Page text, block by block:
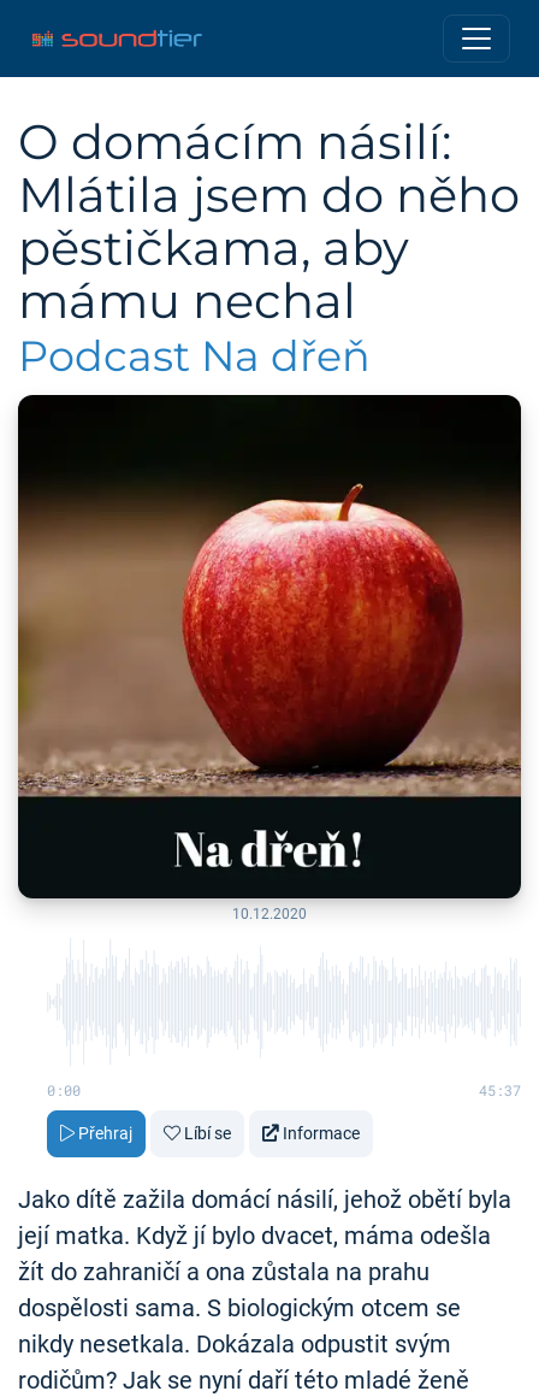
O domácím násilí:
Mlátila jsem do něho
pěstičkama, aby
mámu nechal
Podcast Na dřeň
10.12.2020
0:00 45:37
Přehraj Líbí se Informace
Jako dítě zažila domácí násilí, jehož obětí byla
její matka. Když jí bylo dvacet, máma odešla
žít do zahraničí a ona zůstala na prahu
dospělosti sama. S biologickým otcem se
nikdy nesetkala. Dokázala odpustit svým
rodičům? Jak se nyní daří této mladé ženě